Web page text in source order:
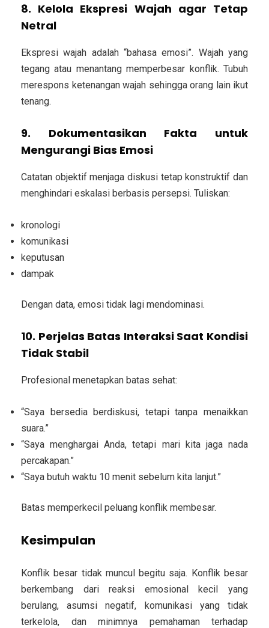
8. Kelola Ekspresi Wajah agar Tetap
Netral
Ekspresi wajah adalah “bahasa emosi”. Wajah yang
tegang atau menantang memperbesar konflik. Tubuh
merespons ketenangan wajah sehingga orang lain ikut
tenang.
9. Dokumentasikan Fakta untuk
Mengurangi Bias Emosi
Catatan objektif menjaga diskusi tetap konstruktif dan
menghindari eskalasi berbasis persepsi. Tuliskan:
kronologi
komunikasi
keputusan
dampak
Dengan data, emosi tidak lagi mendominasi.
10. Perjelas Batas Interaksi Saat Kondisi
Tidak Stabil
Profesional menetapkan batas sehat:
“Saya bersedia berdiskusi, tetapi tanpa menaikkan
suara.”
“Saya menghargai Anda, tetapi mari kita jaga nada
percakapan.”
“Saya butuh waktu 10 menit sebelum kita lanjut.”
Batas memperkecil peluang konflik membesar.
Kesimpulan
Konflik besar tidak muncul begitu saja. Konflik besar
berkembang dari reaksi emosional kecil yang
berulang, asumsi negatif, komunikasi yang tidak
terkelola, dan minimnya pemahaman terhadap